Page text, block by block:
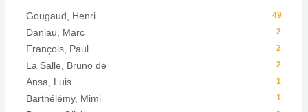
49
Gougaud, Henri
2
Daniau, Marc
2
François, Paul
2
La Salle, Bruno de
1
Ansa, Luis
1
Barthélémy, Mimi